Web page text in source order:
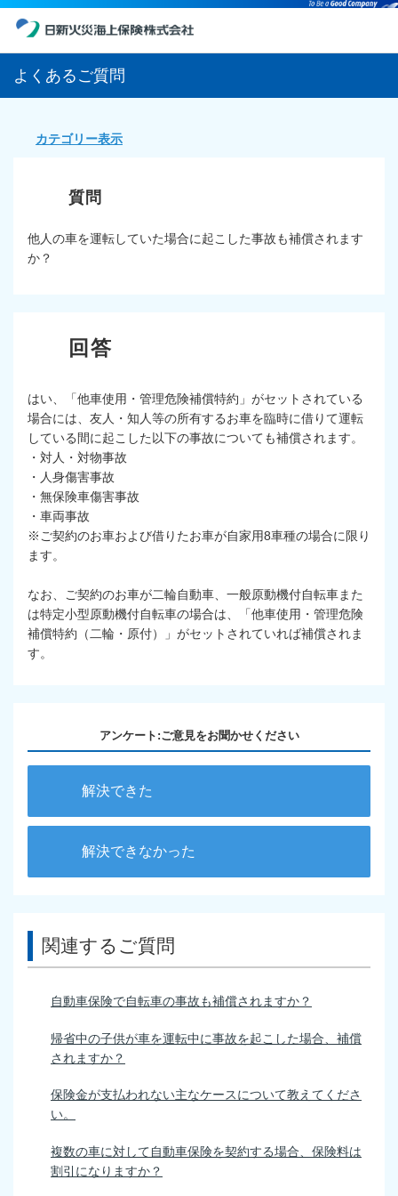
よくあるご質問
カテゴリー表示
他人の車を運転していた場合に起こした事故も補償されます
か？
はい、「他車使用・管理危険補償特約」がセットされている
場合には、友人・知人等の所有するお車を臨時に借りて運転
している間に起こした以下の事故についても補償されます。
・対人・対物事故
・人身傷害事故
・無保険車傷害事故
・車両事故
※ご契約のお車および借りたお車が自家用8車種の場合に限り
ます。
なお、ご契約のお車が二輪自動車、一般原動機付自転車また
は特定小型原動機付自転車の場合は、「他車使用・管理危険
補償特約（二輪・原付）」がセットされていれば補償されま
す。
アンケート:ご意見をお聞かせください
解決できた
解決できなかった
関連するご質問
自動車保険で自転車の事故も補償されますか？
帰省中の子供が車を運転中に事故を起こした場合、補償
されますか？
保険金が支払われない主なケースについて教えてくださ
い。
複数の車に対して自動車保険を契約する場合、保険料は
割引になりますか？